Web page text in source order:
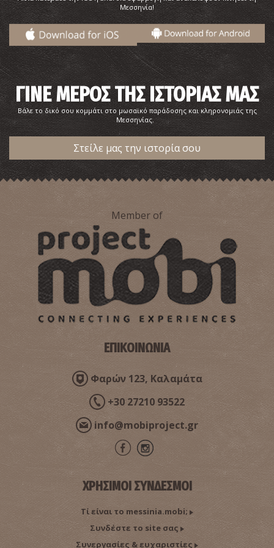
Διαδρομές-Ο N. Καζαντζάκης και ο αληθινός Γιώργης
Ζορμπάς στη Στούπα.
Σημείο 1-Διαδρομή του Ν. Καζαντζάκη και του
αληθινού Γιώργη Ζορμπά στη Στούπα
Σημείο 2-Διαδρομή του Ν. Καζαντζάκη και του
αληθινού Γιώργη Ζορμπά στη Στούπα
Μεσσηνία!
ΓΙΝΕ ΜΕΡΟΣ ΤΗΣ ΙΣΤΟΡΙΑΣ ΜΑΣ
Βάλε το δικό σου κομμάτι στο μωσαϊκό παράδοσης και κληρονομιάς της
Μεσσηνίας.
Στείλε μας την ιστορία σου
Member of
ΕΠΙΚΟΙΝΩΝΙΑ
Φαρών 123, Καλαμάτα
+30 27210 93522
info@mobiproject.gr
ΧΡΗΣΙΜΟΙ ΣΥΝΔΕΣΜΟΙ
Τί είναι το messinia.mobi;
Συνδέστε το site σας
Συνεργασίες & ευχαριστίες